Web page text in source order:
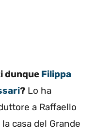
dunque Filippa
? Lo ha
a Raffaello
casa del Grande